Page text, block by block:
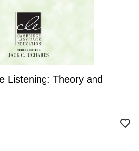
Listening: Theory and